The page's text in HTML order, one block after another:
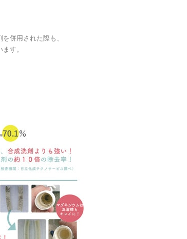
併用された際も、
す。